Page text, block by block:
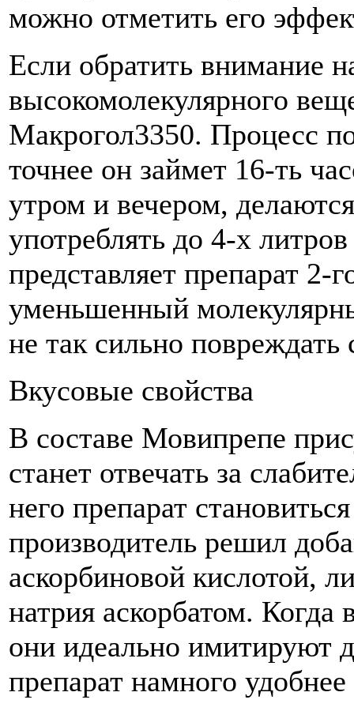
можно отметить его
Если обратить внимание
высокомолекулярного
Макрогол3350. Процесс
точнее он займет 16-ть
утром и вечером,
употреблять до 4-х
представляет препарат 2-
уменьшенный
не так сильно повреждать
Вкусовые свойства
В составе Мовипрепе
станет отвечать за
него препарат
производитель решил
аскорбиновой кислотой,
натрия аскорбатом. Когда
они идеально имитируют
препарат намного